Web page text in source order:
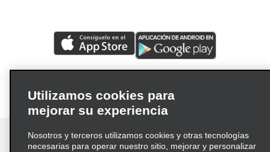
Utilizamos cookies para
mejorar su experiencia
Nosotros y terceros utilizamos cookies y otras tecnologías
necesarias para operar nuestro sitio, mejorar y personalizar